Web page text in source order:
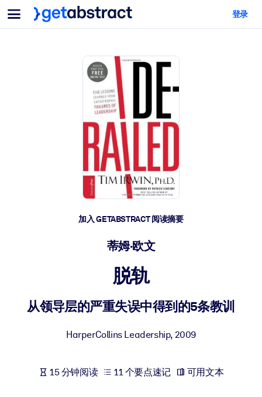
菜单
面向团队与管理者
为您的员工配备关键的人工智能技能。
帮助您的管理者为未来的工作时代做好准备。
让团队更轻松地共同学习、解决实际问题并更快采取行动。
技能提升与重塑
培养您的员工应对未来挑战所需的技能。
将简短且经过验证的知识引入您的 LMS/LXP，以获得更强的学习效
面向企业图书馆
面向人工智能系统
登录
加入 GETABSTRACT 阅读摘要
蒂姆·欧文
脱轨
从领导层的严重失误中得到的5条教训
HarperCollins Leadership, 2009
15 分钟阅读 11 个要点速记 可用文本